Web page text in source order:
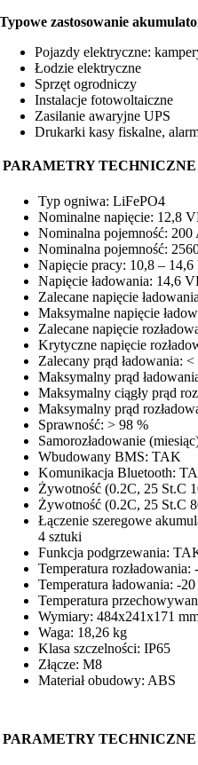
Typowe zastosowanie
Pojazdy elektryczne:
Łodzie elektryczne
Sprzęt ogrodniczy
Instalacje fotowoltaiczne
Zasilanie awaryjne UPS
Drukarki kasy fiskalne,
PARAMETRY
Typ ogniwa: LiFePO4
Nominalne napięcie: 12,8
Nominalna pojemność: 200
Nominalna pojemność:
Napięcie pracy: 10,8 –
Napięcie ładowania: 14,6
Zalecane napięcie
Maksymalne napięcie
Zalecane napięcie
Krytyczne napięcie
Zalecany prąd ładowania: <
Maksymalny prąd
Maksymalny ciągły prąd
Maksymalny prąd
Sprawność: > 98 %
Samorozładowanie
Wbudowany BMS: TAK
Komunikacja Bluetooth:
Żywotność (0.2C, 25 St.C
Żywotność (0.2C, 25 St.C
Łączenie szeregowe
4 sztuki
Funkcja podgrzewania:
Temperatura
Temperatura ładowania: -
Temperatura
Wymiary: 484x241x171
Waga: 18,26 kg
Klasa szczelności: IP65
Złącze: M8
Materiał obudowy: ABS
PARAMETRY TECHNICZNE